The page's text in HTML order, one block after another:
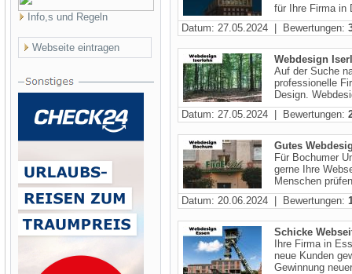
Info,s und Regeln
Webseite eintragen
für Ihre Firma in
Datum: 27.05.2024 | Bewertungen:
Webdesign
Auf der Suche
professionelle
Design.
Datum: 27.05.2024 | Bewertungen:
Gutes
Für Bochumer
gerne Ihre
Menschen
Datum: 20.06.2024 | Bewertungen:
Schicke
Ihre Firma in
neue Kunden
Gewinnung